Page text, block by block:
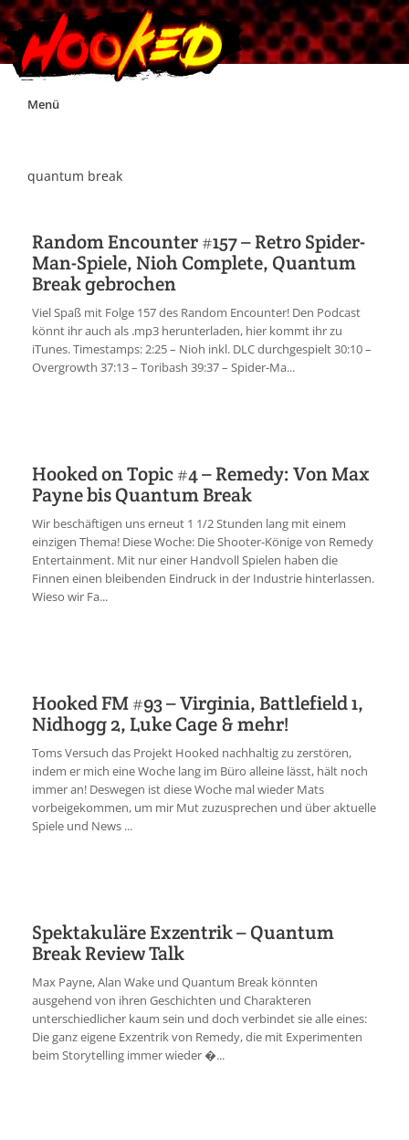
Skip
Menü
Impressum
Jobs
Discord
quantum break
Random Encounter #157 – Retro Spider-
Man-Spiele, Nioh Complete, Quantum
Break gebrochen
Viel Spaß mit Folge 157 des Random Encounter! Den Podcast
könnt ihr auch als .mp3 herunterladen, hier kommt ihr zu
iTunes. Timestamps: 2:25 – Nioh inkl. DLC durchgespielt 30:10 –
Overgrowth 37:13 – Toribash 39:37 – Spider-Ma...
Hooked on Topic #4 – Remedy: Von Max
Payne bis Quantum Break
Wir beschäftigen uns erneut 1 1/2 Stunden lang mit einem
einzigen Thema! Diese Woche: Die Shooter-Könige von Remedy
Entertainment. Mit nur einer Handvoll Spielen haben die
Finnen einen bleibenden Eindruck in der Industrie hinterlassen.
Wieso wir Fa...
Hooked FM #93 – Virginia, Battlefield 1,
Nidhogg 2, Luke Cage & mehr!
Toms Versuch das Projekt Hooked nachhaltig zu zerstören,
indem er mich eine Woche lang im Büro alleine lässt, hält noch
immer an! Deswegen ist diese Woche mal wieder Mats
vorbeigekommen, um mir Mut zuzusprechen und über aktuelle
Spiele und News ...
Spektakuläre Exzentrik – Quantum
Break Review Talk
Max Payne, Alan Wake und Quantum Break könnten
ausgehend von ihren Geschichten und Charakteren
unterschiedlicher kaum sein und doch verbindet sie alle eines:
Die ganz eigene Exzentrik von Remedy, die mit Experimenten
beim Storytelling immer wieder �...